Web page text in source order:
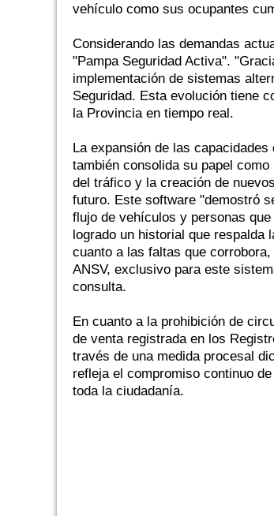
vehículo como sus ocupantes
Considerando las demandas
"Pampa Seguridad Activa".
implementación de sistemas
Seguridad. Esta evolución tiene
la Provincia en tiempo real.
La expansión de las
también consolida su papel
del tráfico y la creación de
futuro. Este software "demostró
flujo de vehículos y personas
logrado un historial que respalda
cuanto a las faltas que
ANSV, exclusivo para este
consulta.
En cuanto a la prohibición de
de venta registrada en los
través de una medida procesal
refleja el compromiso continuo
toda la ciudadanía.